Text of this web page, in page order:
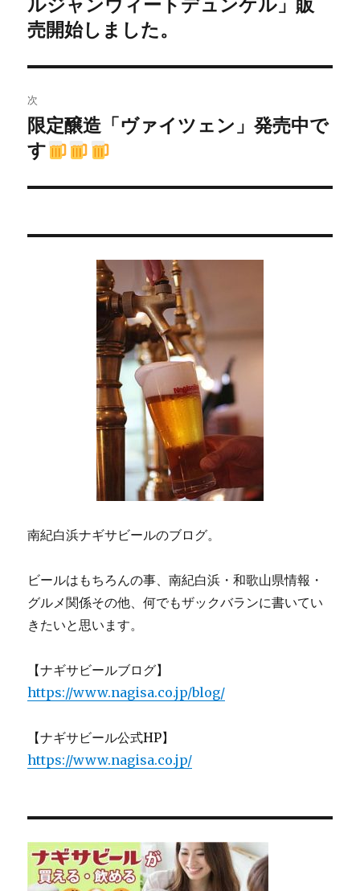
ナ
ビ
ゲ
ー
シ
の
稿:
売開始しました。
次
次
の
稿:
限定醸造「ヴァイツェン」発売中で
す
南紀白浜ナギサビールのブログ。
ビールはもちろんの事、南紀白浜・和歌山県情報・
グルメ関係その他、何でもザックバランに書いてい
きたいと思います。
【ナギサビールブログ】
https://www.nagisa.co.jp/blog/
【ナギサビール公式HP】
https://www.nagisa.co.jp/